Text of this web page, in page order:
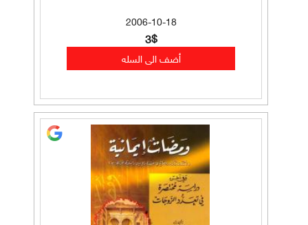
2006-10-18
3$